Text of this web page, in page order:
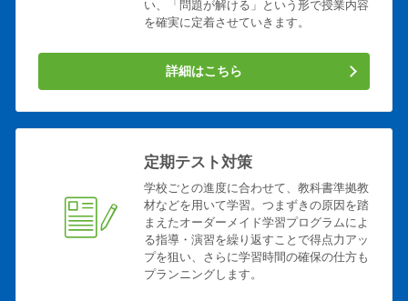
い、「問題が解ける」という形で授業内容
を確実に定着させていきます。
詳細はこちら
定期テスト対策
学校ごとの進度に合わせて、教科書準拠教
材などを用いて学習。つまずきの原因を踏
まえたオーダーメイド学習プログラムによ
る指導・演習を繰り返すことで得点力アッ
プを狙い、さらに学習時間の確保の仕方も
プランニングします。